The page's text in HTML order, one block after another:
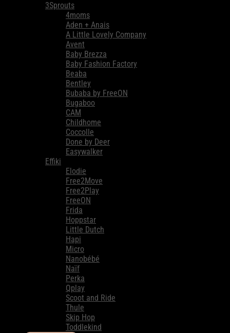
3Sprouts
4moms
Aden + Anais
A Little Lovely Company
Avent
Baby Brezza
Baby Fashion Factory
Beaba
Bentley
Bubaba by FreeON
Bugaboo
CAM
Childhome
Coccolle
Done by Deer
Easywalker
Effiki
Elodie
Free2Move
Free2Play
FreeON
Frida
Hoppstar
Little Dutch
Hapi
Micro
Nanobébé
Naïf
Perka
Qplay
Scoot and Ride
Thule
Skip Hop
Toddlekind